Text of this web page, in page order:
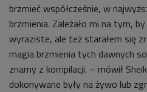
brzmieć współcześnie, w
brzmienia. Zależało mi na tym,
wyraziste, ale też starałem się
magia brzmienia tych dawnych
znamy z kompilacji. – mówił
dokonywane były na żywo lub